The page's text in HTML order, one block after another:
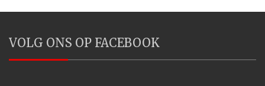
VOLG ONS OP FACEBOOK